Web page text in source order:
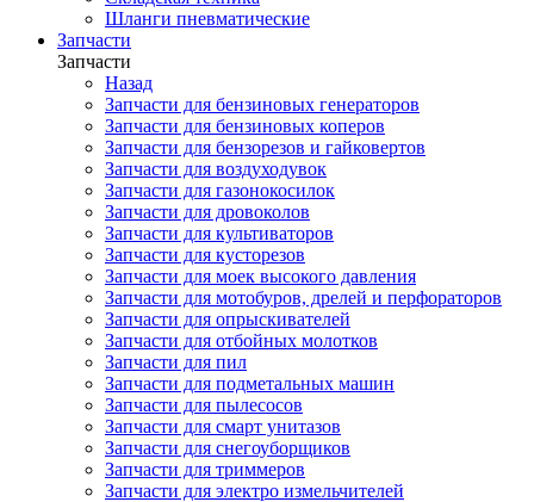
Шланги пневматические
Запчасти
Запчасти
Назад
Запчасти для бензиновых генераторов
Запчасти для бензиновых коперов
Запчасти для бензорезов и гайковертов
Запчасти для воздуходувок
Запчасти для газонокосилок
Запчасти для дровоколов
Запчасти для культиваторов
Запчасти для кусторезов
Запчасти для моек высокого давления
Запчасти для мотобуров, дрелей и перфораторов
Запчасти для опрыскивателей
Запчасти для отбойных молотков
Запчасти для пил
Запчасти для подметальных машин
Запчасти для пылесосов
Запчасти для смарт унитазов
Запчасти для снегоуборщиков
Запчасти для триммеров
Запчасти для электро измельчителей